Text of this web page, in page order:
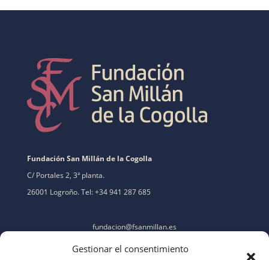
Gestionar el consentimiento
Fundación San Millán de la Cogolla
C/ Portales 2, 3ª planta.
26001 Logroño. Tel: +34 941 287 685
fundacion@fsanmillan.es